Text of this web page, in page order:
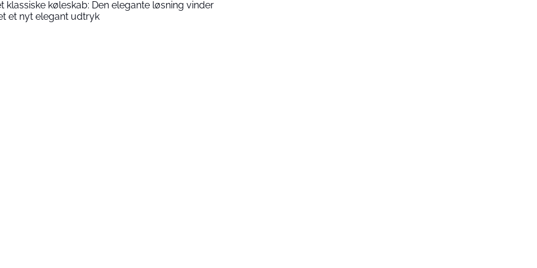
klassiske køleskab: Den elegante løsning vinder
et nyt elegant udtryk